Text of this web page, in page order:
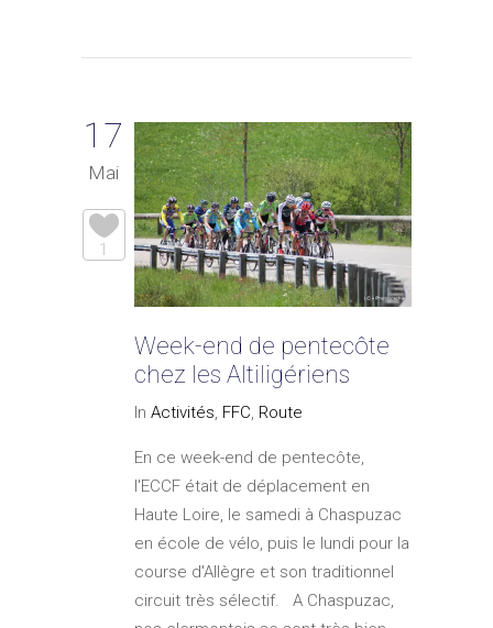
17
Mai
1
Week-end de pentecôte
chez les Altiligériens
In Activités, FFC, Route
En ce week-end de pentecôte,
l'ECCF était de déplacement en
Haute Loire, le samedi à Chaspuzac
en école de vélo, puis le lundi pour la
course d'Allègre et son traditionnel
circuit très sélectif. A Chaspuzac,